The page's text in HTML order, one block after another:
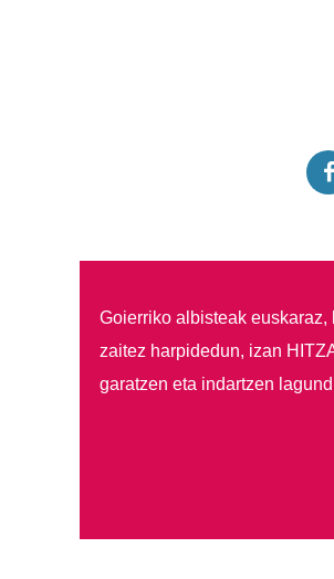
Goierriko albisteak
zaitez harpidedun, izan
garatzen eta indartzen